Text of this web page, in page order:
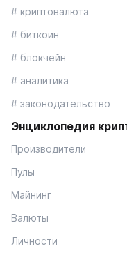
# криптовалюта
# биткоин
# блокчейн
# аналитика
# законодательство
Энциклопедия
Производители
Пулы
Майнинг
Валюты
Личности